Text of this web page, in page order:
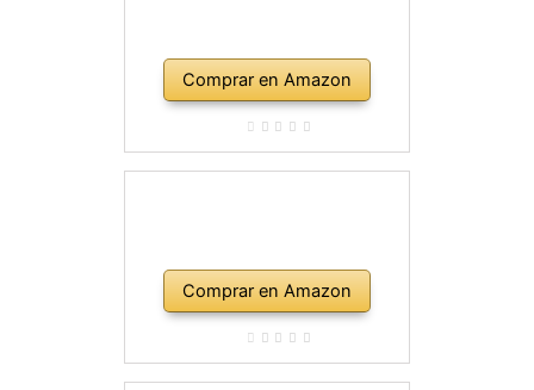
Comprar en Amazon
Comprar en Amazon